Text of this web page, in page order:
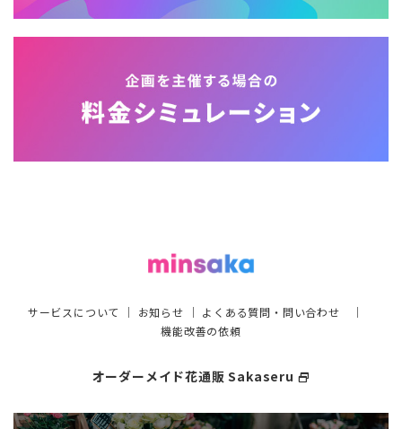
サービスについて ｜ お知らせ ｜ よくある質問・問い合わせ ｜
機能改善の依頼
オーダーメイド花通販 Sakaseru select_window